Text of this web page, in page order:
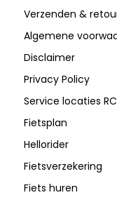
Verzenden &
Algemene
Disclaimer
Privacy Policy
Service locaties
Fietsplan
Hellorider
Fietsverzekering
Fiets huren